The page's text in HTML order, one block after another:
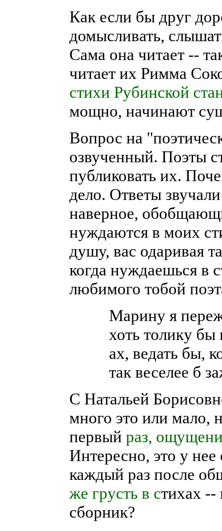
Как если бы друг
домысливать,
Сама она читает --
читает их Римма
стихи Рубинской
мощно, начинают
Вопрос на
озвученный. Поэты
публиковать их. Поче
дело. Ответы
наверное,
нуждаются в моих
душу, вас одаривая
когда нуждаешься в
любимого тобой
Марину я
хоть толику бы
ах, ведать бы,
так веселее б
С Натальей
много это или мало,
первый раз,
Интересно, это у нее
каждый раз после
же грусть в стихах
сборник?